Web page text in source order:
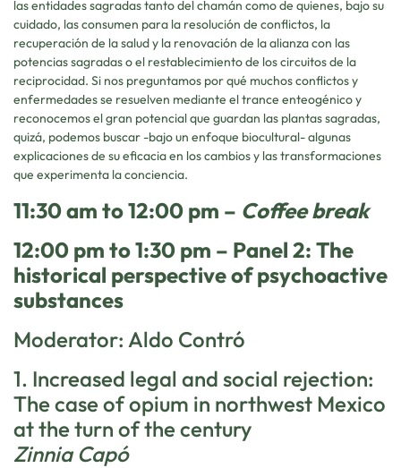
las entidades sagradas tanto del chamán como de quienes, bajo su
cuidado, las consumen para la resolución de conflictos, la
recuperación de la salud y la renovación de la alianza con las
potencias sagradas o el restablecimiento de los circuitos de la
reciprocidad. Si nos preguntamos por qué muchos conflictos y
enfermedades se resuelven mediante el trance enteogénico y
reconocemos el gran potencial que guardan las plantas sagradas,
quizá, podemos buscar -bajo un enfoque biocultural- algunas
explicaciones de su eficacia en los cambios y las transformaciones
que experimenta la conciencia.
11:30 am to 12:00 pm – Coffee break
12:00 pm to 1:30 pm – Panel 2: The
historical perspective of psychoactive
substances
Moderator: Aldo Contró
1. Increased legal and social rejection:
The case of opium in northwest Mexico
at the turn of the century
Zinnia Capó